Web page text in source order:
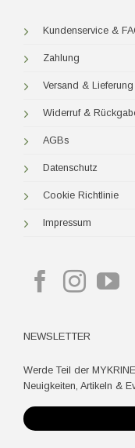
Kundenservice &
Zahlung
Versand & Lieferung
Widerruf &
AGBs
Datenschutz
Cookie Richtlinie
Impressum
NEWSLETTER
Werde Teil der
Neuigkeiten, Artikeln &